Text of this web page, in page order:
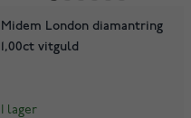
Midem London diamantring
1,00ct vitguld
I lager